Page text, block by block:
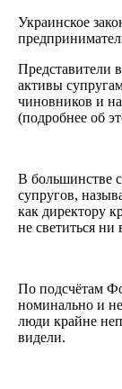
Украинское
Представители
активы
чиновников и
(подробнее об
В большинстве
супругов,
как директору
не светиться
По подсчётам
номинально и
люди крайне
видели.